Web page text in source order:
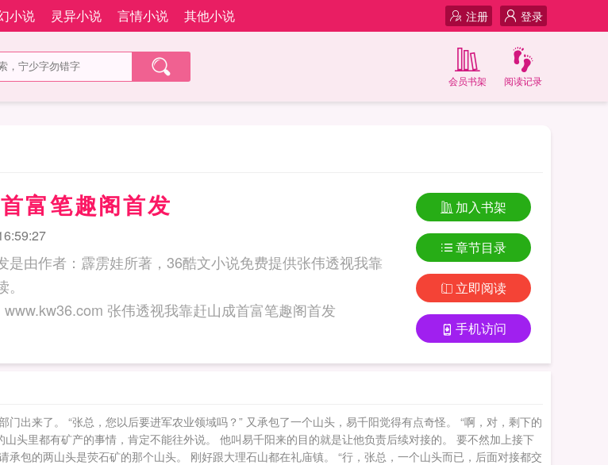
小说 灵异小说 言情小说 其他小说 登录
注册
阅读记录
会员书架
富笔趣阁首发
是由作者：霹雳娃所著，36酷文小说免费提供张伟透视我靠
三秒记住本站：36酷文小说 网址：www.kw36.com 张伟透视我靠赶山成首富笔趣阁首发
加入书架
章节目录
立即阅读
手机访问
出来了。 “张总，您以后要进军农业领域吗？” 又承包了一个山头，易千阳觉得有点奇怪。 “啊，对，剩下的
头里都有矿产的事情，肯定不能往外说。 他叫易千阳来的目的就是让他负责后续对接的。 要不然加上接下
包的两山头是荧石矿的那个山头。 刚好跟大理石山都在礼庙镇。 “行，张总，一个山头而已，后面对接都交